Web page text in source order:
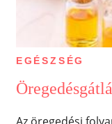
EGÉSZSÉG